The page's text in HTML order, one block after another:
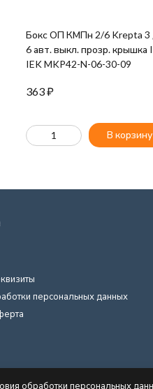
Бокс ОП КМПн 2/6 Krepta 3
6 авт. выкл. прозр. крышка
IEK MKP42-N-06-30-09
363₽
В корзину
персональных данных
обработки персональных